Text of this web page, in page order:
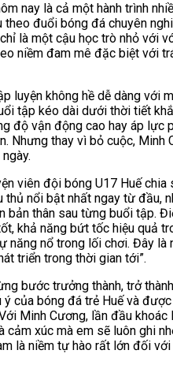
nay là cả một hành trình
đuổi bóng đá chuyên
là một cậu học trò nhỏ với
niềm đam mê đặc biệt với
luyện không hề dễ dàng với
tập kéo dài dưới thời tiết
độ vận động cao hay áp lực
Nhưng thay vì bỏ cuộc, Minh
viên đội bóng U17 Huế chia
thủ nổi bật nhất ngay từ đầu,
bản thân sau từng buổi tập.
khả năng bứt tốc hiệu quả
năng nổ trong lối chơi. Đây là
triển trong thời gian tới”.
bước trưởng thành, trở
của bóng đá trẻ Huế và
Minh Cương, lần đầu khoác
cảm xúc mà em sẽ luôn ghi
là niềm tự hào rất lớn đối với